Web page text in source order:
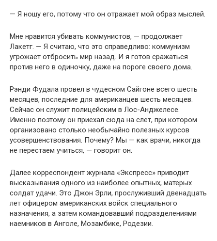
— Я ношу его, потому что он отражает мой образ мыслей.
Мне нравится убивать коммунистов, — продолжает
Лакетг. — Я считаю, что это справедливо: коммунизм
угрожает отбросить мир назад. И я готов сражаться
против него в одиночку, даже на пороге своего дома.
Рэнди Фудала провел в чудесном Сайгоне всего шесть
месяцев, последние для американцев шесть месяцев.
Сейчас он служит полицейским в Лос-Анджелесе.
Именно поэтому он приехал сюда на слет, при котором
организовано столько необычайно полезных курсов
усовершенствования. Почему? Мы — как врачи, никогда
не перестаем учиться, — говорит он.
Далее корреспондент журнала «Экспресс» приводит
высказывания одного из наиболее опытных, матерых
солдат удачи. Это Джон Эрли, прослуживший двенадцать
лет офицером американских войск специального
назначения, а затем командовавший подразделениями
наемников в Анголе, Мозамбике, Родезии.